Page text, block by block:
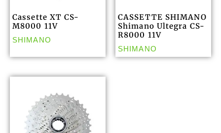
Cassette XT CS-
M8000 11V
SHIMANO
CASSETTE SHIMANO
Shimano Ultegra CS-
R8000 11V
SHIMANO